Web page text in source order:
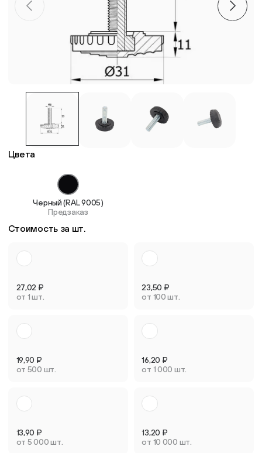
Цвета
Черный (RAL 9005)
Предзаказ
Стоимость за шт.
27,02 ₽
от 1 шт.
23,50 ₽
от 100 шт.
19,90 ₽
от 500 шт.
16,20 ₽
от 1 000 шт.
13,90 ₽
от 5 000 шт.
13,20 ₽
от 10 000 шт.
Пластиковые столешницы для школьных парт
Комплектующие для мебели
Стулья
Система выравнивания плитки